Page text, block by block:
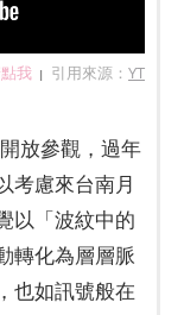
我 | 引用來源： YT
放參觀，過年
考慮來台南月
以「波紋中的
轉化為層層脈
也如訊號般在